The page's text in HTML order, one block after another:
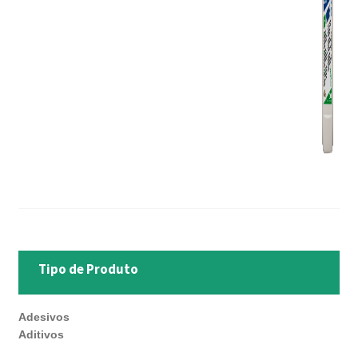
Tipo de Produto
Adesivos
Aditivos